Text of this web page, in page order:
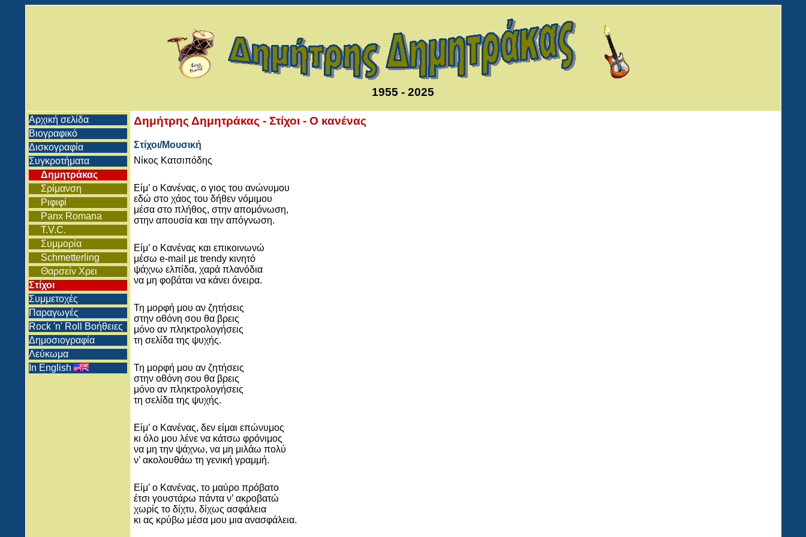
1955 - 2025
Αρχική σελίδα
Βιογραφικό
Δισκογραφία
Συγκροτήματα
Δημητράκας
Σρίμανση
Ριφιφί
Panx Romana
T.V.C.
Συμμορία
Schmetterling
Θαρσείν Χρει
Στίχοι
Συμμετοχές
Παραγωγές
Rock 'n' Roll Βοήθειες
Δημοσιογραφία
Λεύκωμα
In English
Δημήτρης Δημητράκας - Στίχοι - Ο κανένας
Στίχοι/Μουσική
Νίκος Κατσιπόδης
Είμ’ ο Κανένας, ο γιος του ανώνυμου
εδώ στο χάος του δήθεν νόμιμου
μέσα στο πλήθος, στην απομόνωση,
στην απουσία και την απόγνωση.
Είμ’ ο Κανένας και επικοινωνώ
μέσω e-mail με trendy κινητό
ψάχνω ελπίδα, χαρά πλανόδια
να μη φοβάται να κάνει όνειρα.
Τη μορφή μου αν ζητήσεις
στην οθόνη σου θα βρεις
μόνο αν πληκτρολογήσεις
τη σελίδα της ψυχής.
Τη μορφή μου αν ζητήσεις
στην οθόνη σου θα βρεις
μόνο αν πληκτρολογήσεις
τη σελίδα της ψυχής.
Είμ’ ο Κανένας, δεν είμαι επώνυμος
κι όλο μου λένε να κάτσω φρόνιμος
να μη την ψάχνω, να μη μιλάω πολύ
ν’ ακολουθάω τη γενική γραμμή.
Είμ’ ο Κανένας, το μαύρο πρόβατο
έτσι γουστάρω πάντα ν’ ακροβατώ
χωρίς το δίχτυ, δίχως ασφάλεια
κι ας κρύβω μέσα μου μια ανασφάλεια.